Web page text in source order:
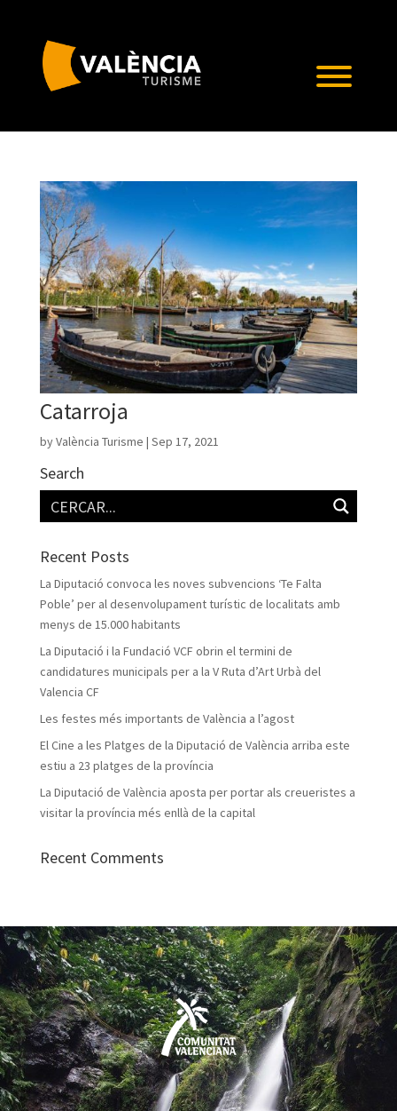
Catarroja
byValència Turisme | Sep 17, 2021
Search
Recent Posts
La Diputació convoca les noves subvencions ‘Te Falta
Poble’ per al desenvolupament turístic de localitats amb
menys de 15.000 habitants
La Diputació i la Fundació VCF obrin el termini de
candidatures municipals per a la V Ruta d’Art Urbà del
Valencia CF
Les festes més importants de València a l’agost
El Cine a les Platges de la Diputació de València arriba este
estiu a 23 platges de la província
La Diputació de València aposta per portar als creueristes a
visitar la província més enllà de la capital
Recent Comments